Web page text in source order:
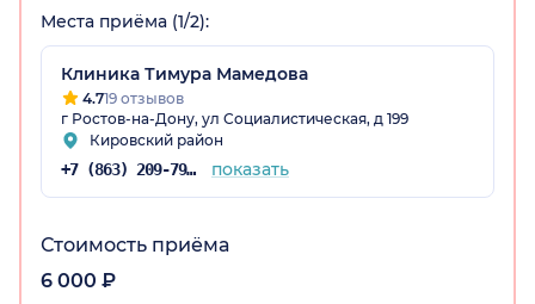
сон и аппетит, общее самочувствие.
внимательное отношение к каждому
пациенту.
Места приёма (1/2):
Клиника Тимура Мамедова
4.719 отзывов
г Ростов-на-Дону, ул Социалистическая, д 199
Кировский район
+7 (863) 209-79-07 показать
Стоимость приёма
6 000 ₽